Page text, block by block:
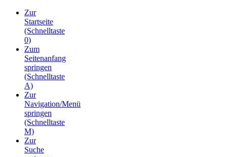
Zur
Startseite
(Schnelltaste
0)
Zum
Seitenanfang
springen
(Schnelltaste
A)
Zur
Navigation/Menü
springen
(Schnelltaste
M)
Zur
Suche